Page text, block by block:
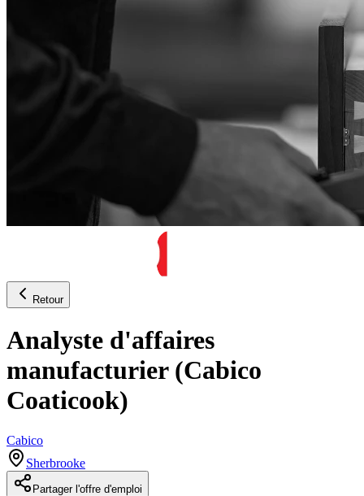
Retour
Analyste d'affaires
manufacturier (Cabico
Coaticook)
Cabico
Sherbrooke
Partager l'offre d'emploi